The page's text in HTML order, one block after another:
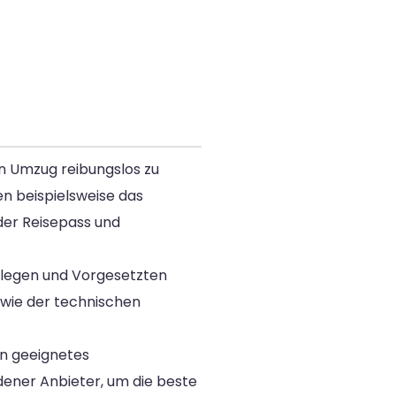
reibungslos zu
beispielsweise das
Reisepass und
und Vorgesetzten
der technischen
geeignetes
Anbieter, um die beste